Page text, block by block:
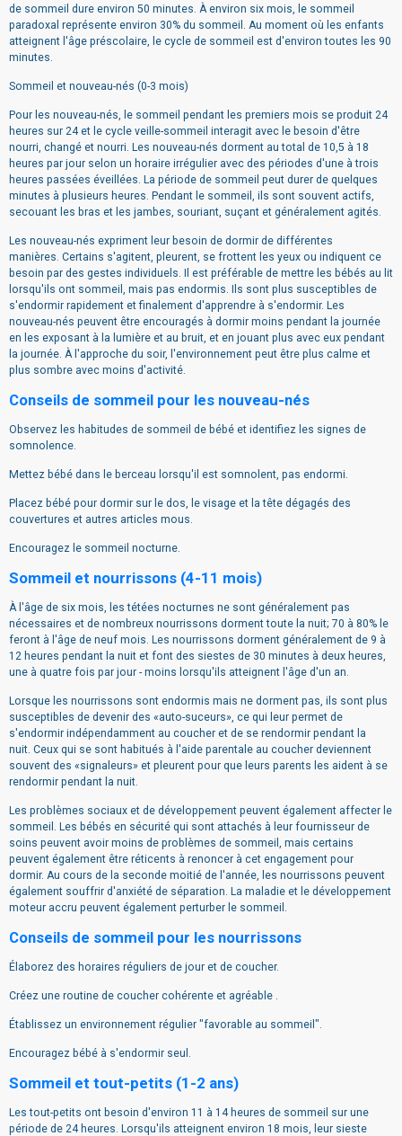
de sommeil dure environ 50 minutes. À environ six mois, le sommeil
paradoxal représente environ 30% du sommeil. Au moment où les enfants
atteignent l'âge préscolaire, le cycle de sommeil est d'environ toutes les 90
minutes.
Sommeil et nouveau-nés (0-3 mois)
Pour les nouveau-nés, le sommeil pendant les premiers mois se produit 24
heures sur 24 et le cycle veille-sommeil interagit avec le besoin d'être
nourri, changé et nourri. Les nouveau-nés dorment au total de 10,5 à 18
heures par jour selon un horaire irrégulier avec des périodes d'une à trois
heures passées éveillées. La période de sommeil peut durer de quelques
minutes à plusieurs heures. Pendant le sommeil, ils sont souvent actifs,
secouant les bras et les jambes, souriant, suçant et généralement agités.
Les nouveau-nés expriment leur besoin de dormir de différentes
manières. Certains s'agitent, pleurent, se frottent les yeux ou indiquent ce
besoin par des gestes individuels. Il est préférable de mettre les bébés au lit
lorsqu'ils ont sommeil, mais pas endormis. Ils sont plus susceptibles de
s'endormir rapidement et finalement d'apprendre à s'endormir. Les
nouveau-nés peuvent être encouragés à dormir moins pendant la journée
en les exposant à la lumière et au bruit, et en jouant plus avec eux pendant
la journée. À l'approche du soir, l'environnement peut être plus calme et
plus sombre avec moins d'activité.
Conseils de sommeil pour les nouveau-nés
Observez les habitudes de sommeil de bébé et identifiez les signes de
somnolence.
Mettez bébé dans le berceau lorsqu'il est somnolent, pas endormi.
Placez bébé pour dormir sur le dos, le visage et la tête dégagés des
couvertures et autres articles mous.
Encouragez le sommeil nocturne.
Sommeil et nourrissons (4-11 mois)
À l'âge de six mois, les tétées nocturnes ne sont généralement pas
nécessaires et de nombreux nourrissons dorment toute la nuit; 70 à 80% le
feront à l'âge de neuf mois. Les nourrissons dorment généralement de 9 à
12 heures pendant la nuit et font des siestes de 30 minutes à deux heures,
une à quatre fois par jour - moins lorsqu'ils atteignent l'âge d'un an.
Lorsque les nourrissons sont endormis mais ne dorment pas, ils sont plus
susceptibles de devenir des «auto-suceurs», ce qui leur permet de
s'endormir indépendamment au coucher et de se rendormir pendant la
nuit. Ceux qui se sont habitués à l'aide parentale au coucher deviennent
souvent des «signaleurs» et pleurent pour que leurs parents les aident à se
rendormir pendant la nuit.
Les problèmes sociaux et de développement peuvent également affecter le
sommeil. Les bébés en sécurité qui sont attachés à leur fournisseur de
soins peuvent avoir moins de problèmes de sommeil, mais certains
peuvent également être réticents à renoncer à cet engagement pour
dormir. Au cours de la seconde moitié de l'année, les nourrissons peuvent
également souffrir d'anxiété de séparation. La maladie et le développement
moteur accru peuvent également perturber le sommeil.
Conseils de sommeil pour les nourrissons
Élaborez des horaires réguliers de jour et de coucher.
Créez une routine de coucher cohérente et agréable .
Établissez un environnement régulier "favorable au sommeil".
Encouragez bébé à s'endormir seul.
Sommeil et tout-petits (1-2 ans)
Les tout-petits ont besoin d'environ 11 à 14 heures de sommeil sur une
période de 24 heures. Lorsqu'ils atteignent environ 18 mois, leur sieste